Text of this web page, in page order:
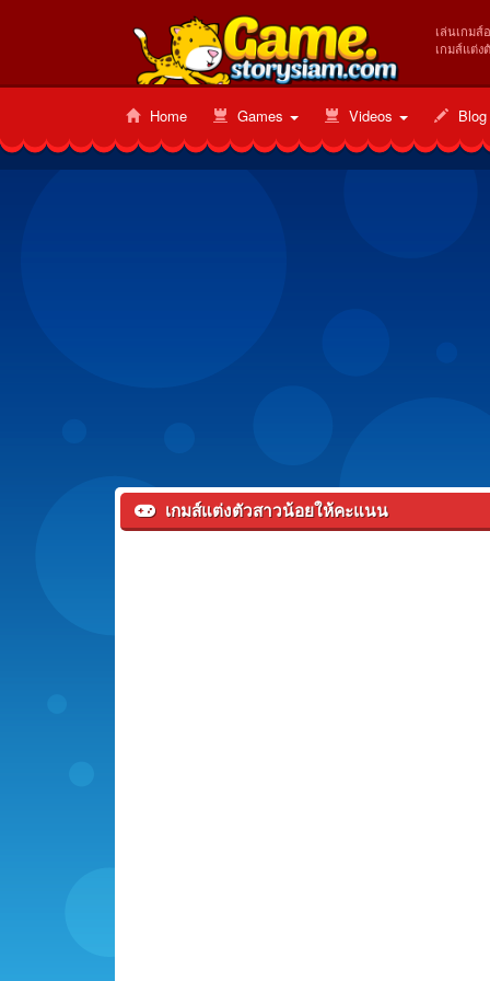
เล่นเกมส์
เกมส์แต่
Home Games Videos Blog
เกมส์แต่งตัวสาวน้อยให้คะแนน